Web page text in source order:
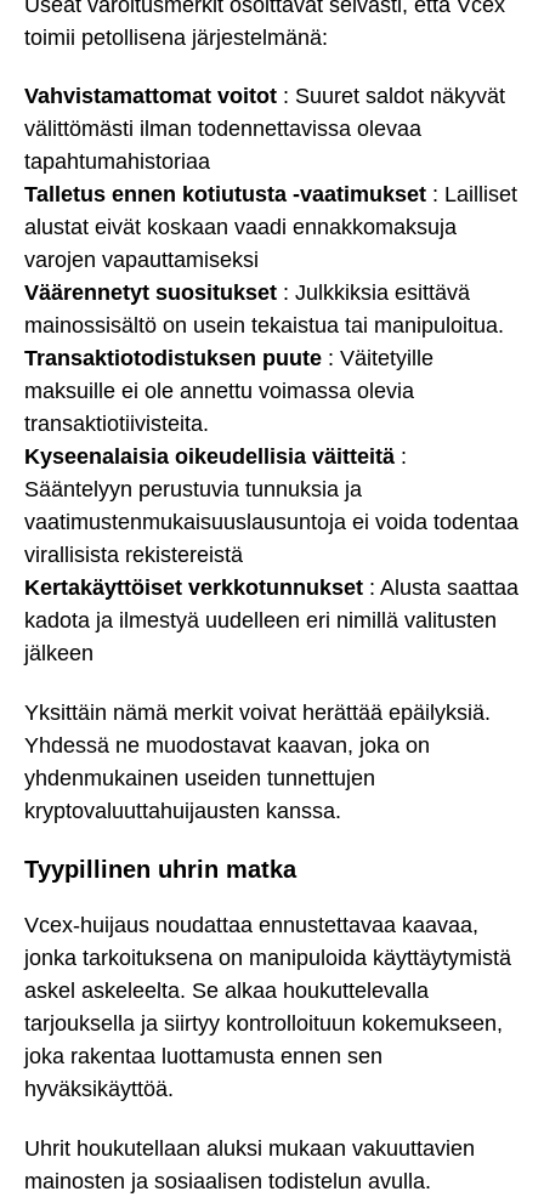
toimii petollisena järjestelmänä:
Vahvistamattomat voitot : Suuret saldot näkyvät
välittömästi ilman todennettavissa olevaa
tapahtumahistoriaa
Talletus ennen kotiutusta -vaatimukset : Lailliset
alustat eivät koskaan vaadi ennakkomaksuja
varojen vapauttamiseksi
Väärennetyt suositukset : Julkkiksia esittävä
mainossisältö on usein tekaistua tai manipuloitua.
Transaktiotodistuksen puute : Väitetyille
maksuille ei ole annettu voimassa olevia
transaktiotiivisteita.
Kyseenalaisia oikeudellisia väitteitä :
Sääntelyyn perustuvia tunnuksia ja
vaatimustenmukaisuuslausuntoja ei voida todentaa
virallisista rekistereistä
Kertakäyttöiset verkkotunnukset : Alusta saattaa
kadota ja ilmestyä uudelleen eri nimillä valitusten
jälkeen
Yksittäin nämä merkit voivat herättää epäilyksiä.
Yhdessä ne muodostavat kaavan, joka on
yhdenmukainen useiden tunnettujen
kryptovaluuttahuijausten kanssa.
Tyypillinen uhrin matka
Vcex-huijaus noudattaa ennustettavaa kaavaa,
jonka tarkoituksena on manipuloida käyttäytymistä
askel askeleelta. Se alkaa houkuttelevalla
tarjouksella ja siirtyy kontrolloituun kokemukseen,
joka rakentaa luottamusta ennen sen
hyväksikäyttöä.
Uhrit houkutellaan aluksi mukaan vakuuttavien
mainosten ja sosiaalisen todistelun avulla.